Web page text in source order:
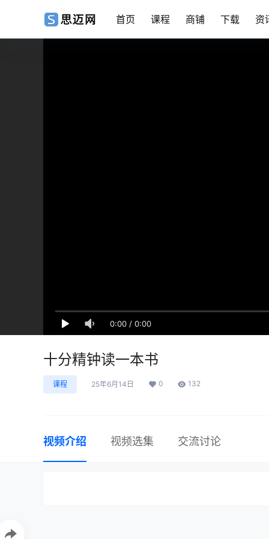
首页 课程 商铺 下载 资
0:00 / 0:00
十分精钟读一本书
课程 25年6月14日 0 132
视频介绍 视频选集 交流讨论